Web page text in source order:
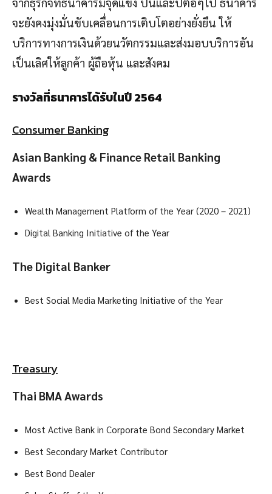
จะยังคงมุ่งมั่นขับเคลื่อนการเติบโตอย่างยั่งยืน ให้
บริการทางการเงินด้วยนวัตกรรมและส่งมอบบริการอัน
เป็นเลิศให้ลูกค้า ผู้ถือหุ้น และสังคม
รางวัลที่ธนาคารได้รับในปี2564
Consumer Banking
Asian Banking & Finance Retail Banking
Awards
Wealth Management Platform of the Year (2020 – 2021)
Digital Banking Initiative of the Year
The Digital Banker
Best Social Media Marketing Initiative of the Year
Treasury
Thai BMA Awards
Most Active Bank in Corporate Bond Secondary Market
Best Secondary Market Contributor
Best Bond Dealer